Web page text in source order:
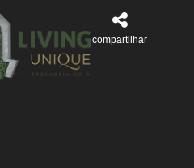
compartilhar